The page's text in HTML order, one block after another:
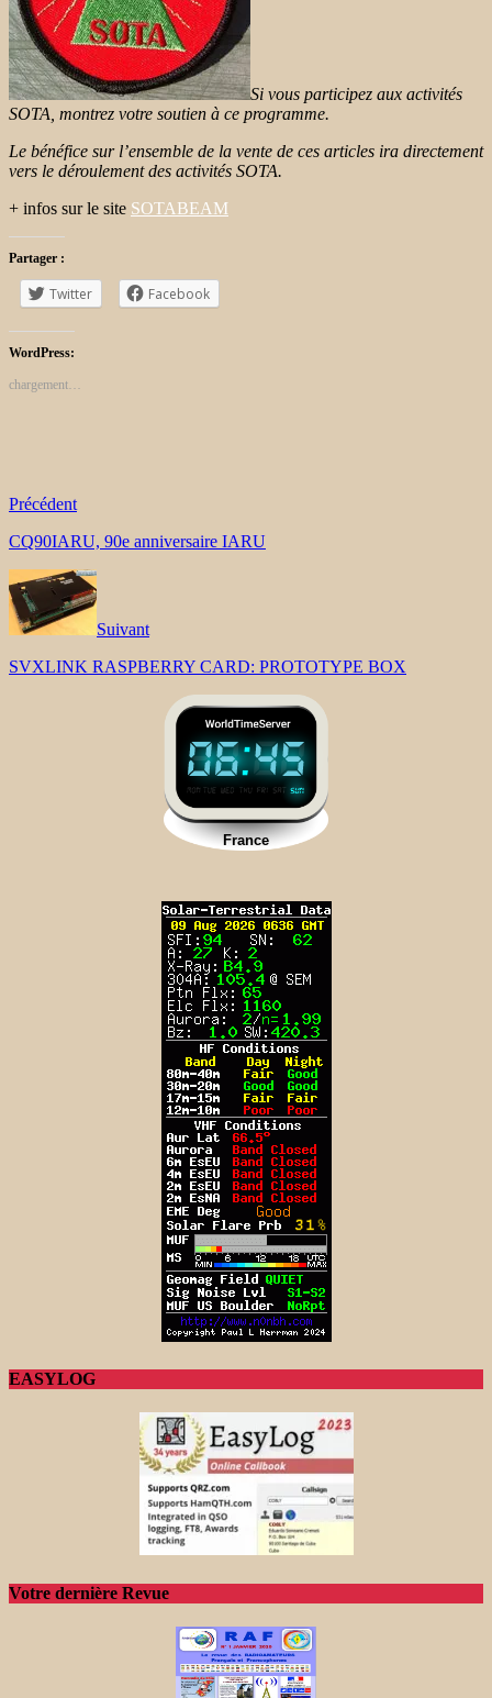
Si vous participez aux activités
SOTA, montrez votre soutien à ce programme.
Le bénéfice sur l’ensemble de la vente de ces articles ira directement
vers le déroulement des activités SOTA.
+ infos sur le site SOTABEAM
Partager :
Twitter Facebook
WordPress:
chargement…
Précédent
CQ90IARU, 90e anniversaire IARU
Suivant
SVXLINK RASPBERRY CARD: PROTOTYPE BOX
EASYLOG
Votre dernière Revue